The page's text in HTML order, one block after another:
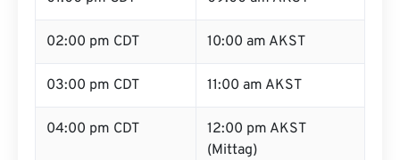
02:00 pm CDT 10:00 am AKST
03:00 pm CDT 11:00 am AKST
04:00 pm CDT
12:00 pm AKST
(Mittag)